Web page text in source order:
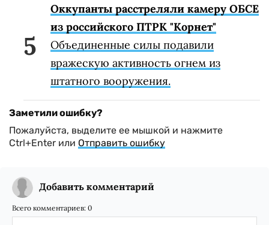
Оккупанты расстреляли камеру ОБСЕ
из российского ПТРК "Корнет"
Объединенные силы подавили
вражескую активность огнем из
штатного вооружения.
Заметили ошибку?
Пожалуйста, выделите ее мышкой и нажмите
Ctrl+Enter или Отправить ошибку
Добавить комментарий
Всего комментариев: 0